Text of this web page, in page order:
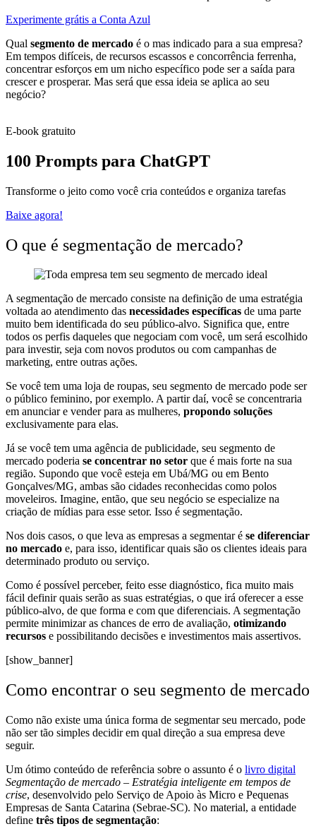
Experimente grátis a Conta Azul
Qual segmento de mercado é o mas indicado para a sua empresa?
Em tempos difíceis, de recursos escassos e concorrência ferrenha,
concentrar esforços em um nicho específico pode ser a saída para
crescer e prosperar. Mas será que essa ideia se aplica ao seu
negócio?
E-book gratuito
100 Prompts para ChatGPT
Transforme o jeito como você cria conteúdos e organiza tarefas
Baixe agora!
O que é segmentação de mercado?
A segmentação de mercado consiste na definição de uma estratégia
voltada ao atendimento das necessidades específicas de uma parte
muito bem identificada do seu público-alvo. Significa que, entre
todos os perfis daqueles que negociam com você, um será escolhido
para investir, seja com novos produtos ou com campanhas de
marketing, entre outras ações.
Se você tem uma loja de roupas, seu segmento de mercado pode ser
o público feminino, por exemplo. A partir daí, você se concentraria
em anunciar e vender para as mulheres, propondo soluções
exclusivamente para elas.
Já se você tem uma agência de publicidade, seu segmento de
mercado poderia se concentrar no setor que é mais forte na sua
região. Supondo que você esteja em Ubá/MG ou em Bento
Gonçalves/MG, ambas são cidades reconhecidas como polos
moveleiros. Imagine, então, que seu negócio se especialize na
criação de mídias para esse setor. Isso é segmentação.
Nos dois casos, o que leva as empresas a segmentar é se diferenciar
no mercado e, para isso, identificar quais são os clientes ideais para
determinado produto ou serviço.
Como é possível perceber, feito esse diagnóstico, fica muito mais
fácil definir quais serão as suas estratégias, o que irá oferecer a esse
público-alvo, de que forma e com que diferenciais. A segmentação
permite minimizar as chances de erro de avaliação, otimizando
recursos e possibilitando decisões e investimentos mais assertivos.
[show_banner]
Como encontrar o seu segmento de mercado
Como não existe uma única forma de segmentar seu mercado, pode
não ser tão simples decidir em qual direção a sua empresa deve
seguir.
Um ótimo conteúdo de referência sobre o assunto é o livro digital
Segmentação de mercado – Estratégia inteligente em tempos de
crise, desenvolvido pelo Serviço de Apoio às Micro e Pequenas
Empresas de Santa Catarina (Sebrae-SC). No material, a entidade
define três tipos de segmentação: